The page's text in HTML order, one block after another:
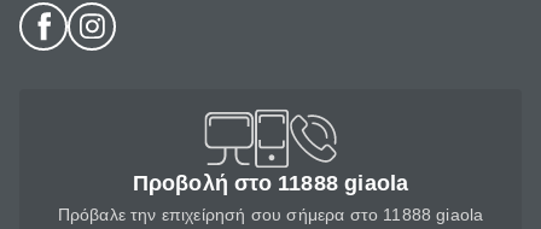
Προβολή στο 11888 giaola
Πρόβαλε την επιχείρησή σου σήμερα στο 11888 giaola